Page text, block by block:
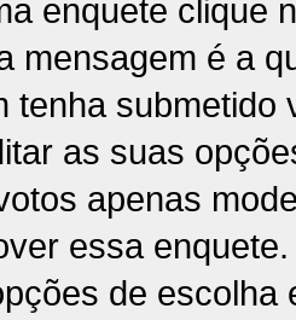
enquete clique
mensagem é a
tenha
as suas
apenas
essa
de escolha